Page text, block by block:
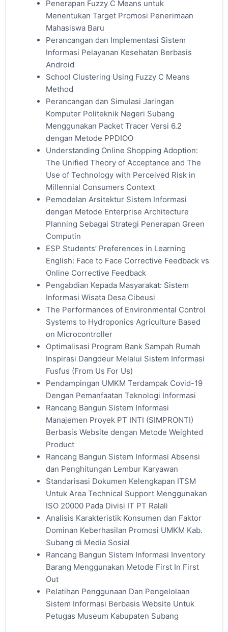
Penerapan Fuzzy C Means untuk
Menentukan Target Promosi Penerimaan
Mahasiswa Baru
Perancangan dan Implementasi Sistem
Informasi Pelayanan Kesehatan Berbasis
Android
School Clustering Using Fuzzy C Means
Method
Perancangan dan Simulasi Jaringan
Komputer Politeknik Negeri Subang
Menggunakan Packet Tracer Versi 6.2
dengan Metode PPDIOO
Understanding Online Shopping Adoption:
The Unified Theory of Acceptance and The
Use of Technology with Perceived Risk in
Millennial Consumers Context
Pemodelan Arsitektur Sistem Informasi
dengan Metode Enterprise Architecture
Planning Sebagai Strategi Penerapan Green
Computin
ESP Students’ Preferences in Learning
English: Face to Face Corrective Feedback vs
Online Corrective Feedback
Pengabdian Kepada Masyarakat: Sistem
Informasi Wisata Desa Cibeusi
The Performances of Environmental Control
Systems to Hydroponics Agriculture Based
on Microcontroller
Optimalisasi Program Bank Sampah Rumah
Inspirasi Dangdeur Melalui Sistem Informasi
Fusfus (From Us For Us)
Pendampingan UMKM Terdampak Covid-19
Dengan Pemanfaatan Teknologi Informasi
Rancang Bangun Sistem Informasi
Manajemen Proyek PT INTI (SIMPRONTI)
Berbasis Website dengan Metode Weighted
Product
Rancang Bangun Sistem Informasi Absensi
dan Penghitungan Lembur Karyawan
Standarisasi Dokumen Kelengkapan ITSM
Untuk Area Technical Support Menggunakan
ISO 20000 Pada Divisi IT PT Ralali
Analisis Karakteristik Konsumen dan Faktor
Dominan Keberhasilan Promosi UMKM Kab.
Subang di Media Sosial
Rancang Bangun Sistem Informasi Inventory
Barang Menggunakan Metode First In First
Out
Pelatihan Penggunaan Dan Pengelolaan
Sistem Informasi Berbasis Website Untuk
Petugas Museum Kabupaten Subang